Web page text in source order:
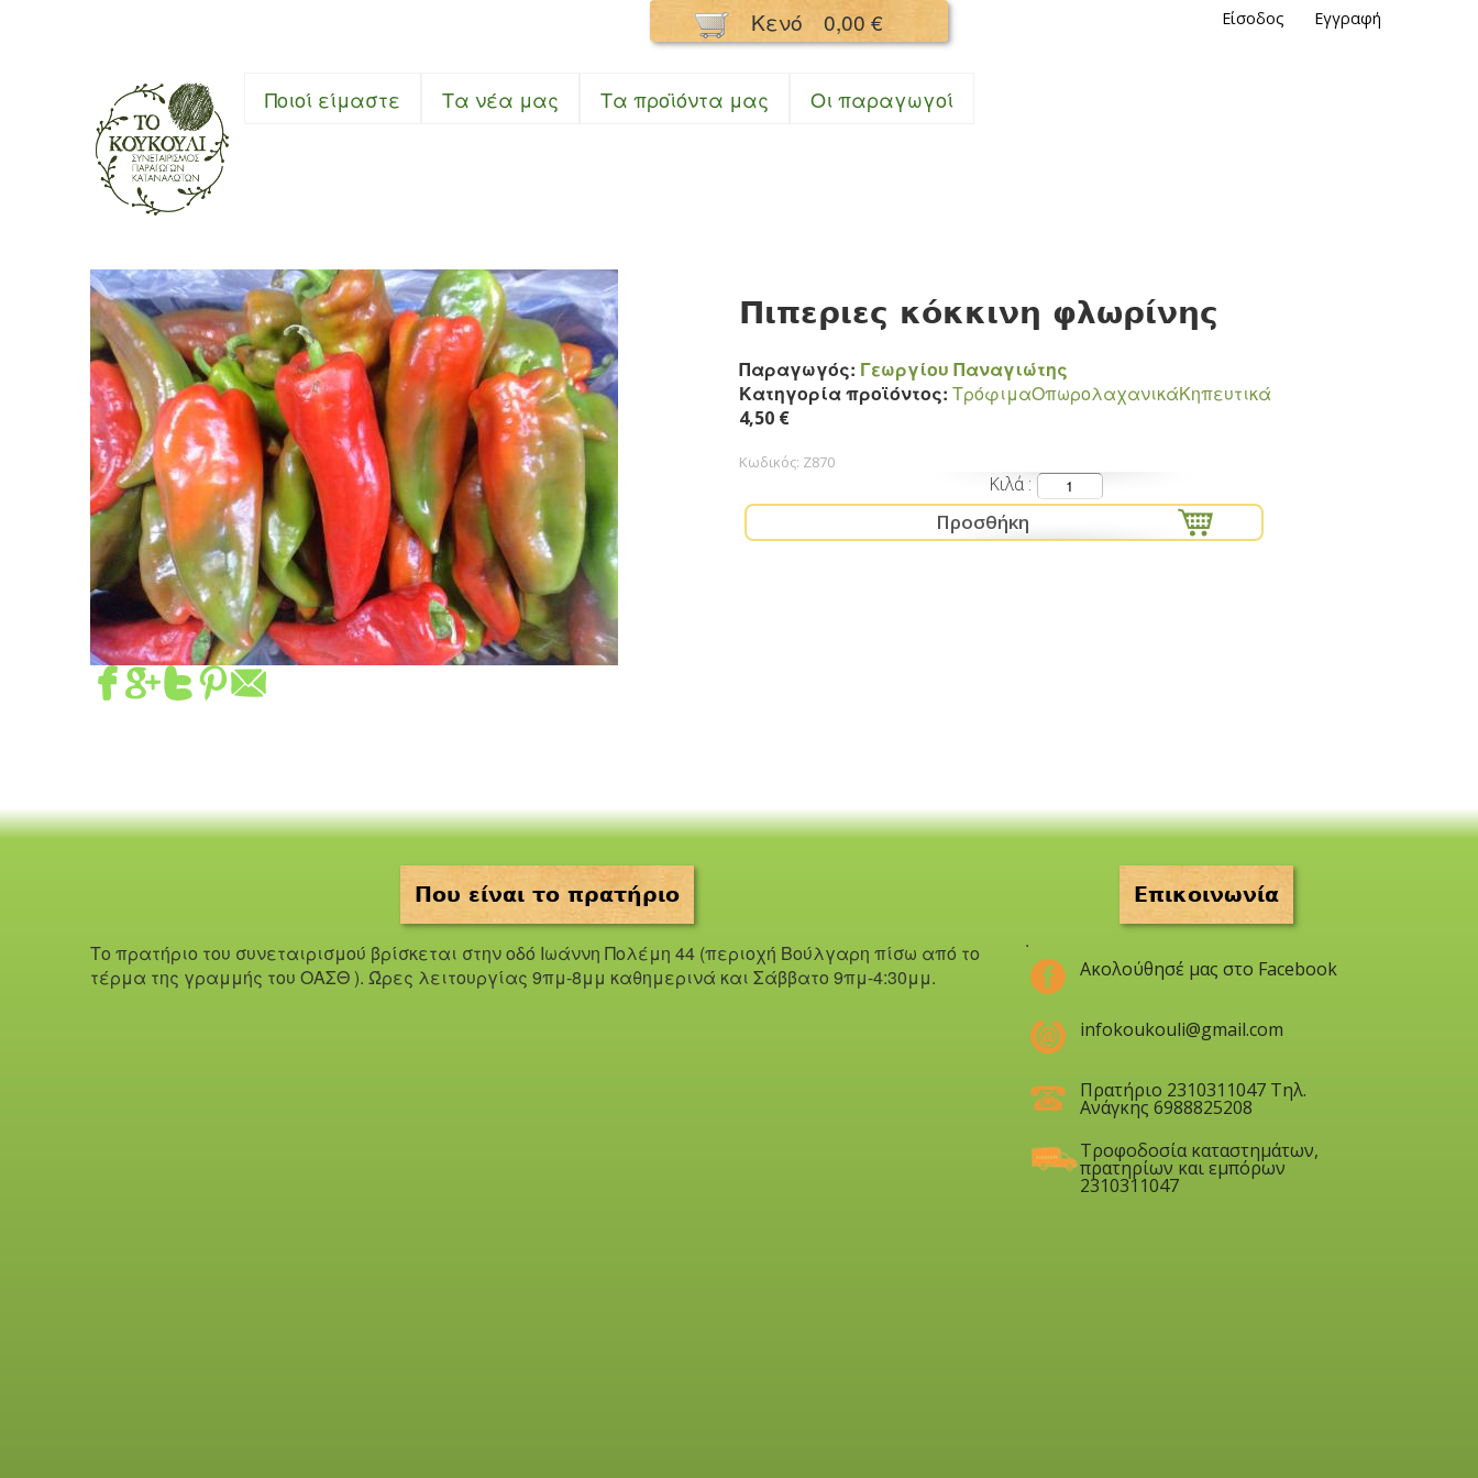
Παράκαμψη
προς το
Κενό 0,00 € Είσοδος Εγγραφή
Συνεταιρισμός Κουκούλι
Ποιοί είμαστε Τα νέα μας Τα προϊόντα μας Oι παραγωγοί
Πιπεριες κόκκινη φλωρίνης
Παραγωγός: Γεωργίου Παναγιώτης
Κατηγορία προϊόντος: ΤρόφιμαΟπωρολαχανικάΚηπευτικά
4,50 €
Κωδικός: Z870
Κιλά
Που είναι το πρατήριο
Το πρατήριο του συνεταιρισμού βρίσκεται στην οδό Iωάννη Πολέμη 44 (περιοχή Βούλγαρη πίσω από το
τέρμα της γραμμής του ΟΑΣΘ ). Ώρες λειτουργίας 9πμ-8μμ καθημερινά και Σάββατο 9πμ-4:30μμ.
Επικοινωνία
.
Ακολούθησέ μας στο Facebook
infokoukouli@gmail.com
Πρατήριο 2310311047 Τηλ.
Ανάγκης 6988825208
Τροφοδοσία καταστημάτων,
πρατηρίων και εμπόρων
2310311047